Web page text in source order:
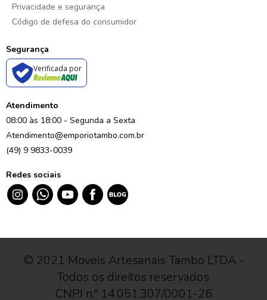
Privacidade e segurança
Código de defesa do consumidor
Segurança
Verificada por
Atendimento
08:00 às 18:00 - Segunda a Sexta
Atendimento@emporiotambo.com.br
(49) 9 9833-0039
Redes sociais
© 2021 Moveis Artesanais Tambo LTDA -
Todos os direitos reservados.
CNPJ n.º 14.051.307/0001-26